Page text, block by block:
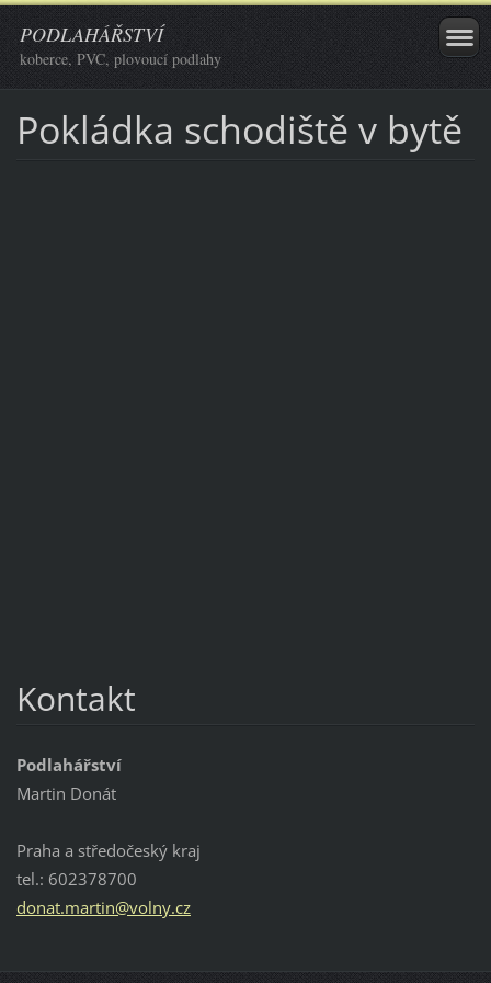
PODLAHÁŘSTVÍ
koberce, PVC, plovoucí podlahy
Pokládka schodiště v bytě
Kontakt
Podlahářství
Martin Donát
Praha a středočeský kraj
tel.: 602378700
donat.martin@volny.cz